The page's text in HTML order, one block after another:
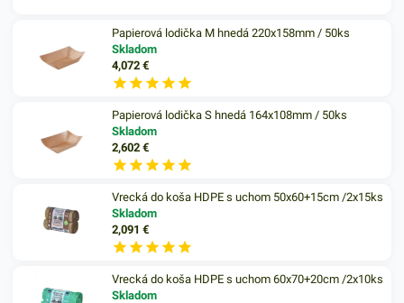
Papierová lodička M hnedá 220x158mm / 50ks
Skladom
4,072€
Papierová lodička S hnedá 164x108mm / 50ks
Skladom
2,602€
Vrecká do koša HDPE s uchom 50x60+15cm /2x15ks
Skladom
2,091€
Vrecká do koša HDPE s uchom 60x70+20cm /2x10ks
Skladom